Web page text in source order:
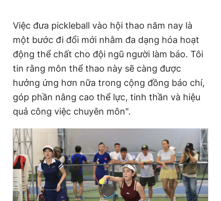
Việc đưa pickleball vào hội thao năm nay là
một bước đi đổi mới nhằm đa dạng hóa hoạt
động thể chất cho đội ngũ người làm báo. Tôi
tin rằng môn thể thao này sẽ càng được
hưởng ứng hơn nữa trong cộng đồng báo chí,
góp phần nâng cao thể lực, tinh thần và hiệu
quả công việc chuyên môn".